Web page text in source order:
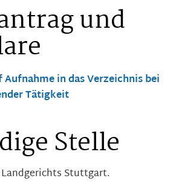
und
in das Verzeichnis bei
Tätigkeit
Stelle
Stuttgart.